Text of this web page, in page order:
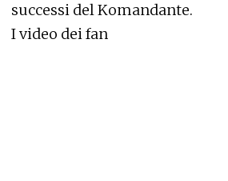
successi del Komandante.
I video dei fan